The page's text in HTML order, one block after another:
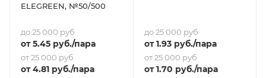
ELEGREEN, №50/500
до 25 000 руб
от5.45 руб./пара
от 25 000 руб
от4.81 руб./пара
до 25 000 руб
от1.93руб./пара
от 25 000 руб
от1.70 руб./пара